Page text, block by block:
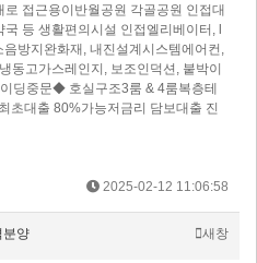
접근용이반월공원 각골공원 인접대
등 생활편의시설 인접​엘리베이터, l
방지완화재, 내진설계시스템에어컨,
동고가스레인지, 보조인덕션, 붙박이
딩중문​◆ 호실구조3룸 & 4룸복층테
초대출 80%가능저금리 담보대출 진
2025-02-12 11:06:58
분양 새창